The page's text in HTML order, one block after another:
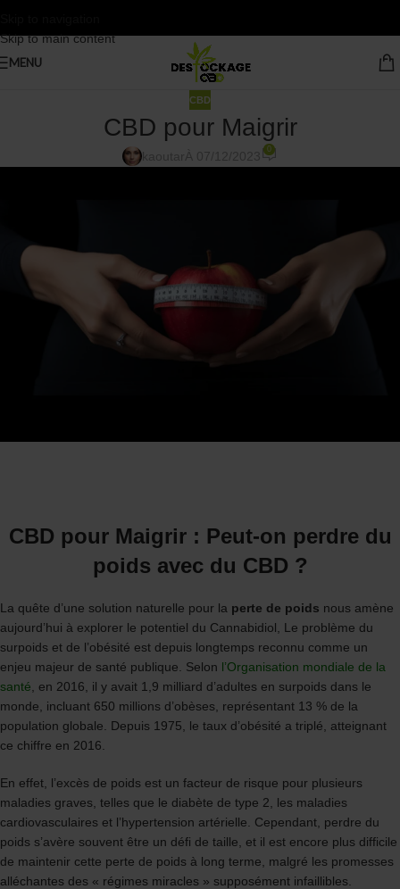
Skip to main content
MENU
CBD
CBD pour Maigrir
0
CBD pour Maigrir : Peut-on perdre du
poids avec du CBD ?
La quête d’une solution naturelle pour la perte de poids nous amène
aujourd’hui à explorer le potentiel du Cannabidiol, Le problème du
surpoids et de l’obésité est depuis longtemps reconnu comme un
enjeu majeur de santé publique. Selon l’Organisation mondiale de la
santé , en 2016, il y avait 1,9 milliard d’adultes en surpoids dans le
monde, incluant 650 millions d’obèses, représentant 13 % de la
population globale. Depuis 1975, le taux d’obésité a triplé, atteignant
ce chiffre en 2016.
En effet, l’excès de poids est un facteur de risque pour plusieurs
maladies graves, telles que le diabète de type 2, les maladies
cardiovasculaires et l’hypertension artérielle. Cependant, perdre du
poids s’avère souvent être un défi de taille, et il est encore plus difficile
de maintenir cette perte de poids à long terme, malgré les promesses
alléchantes des « régimes miracles » supposément infaillibles.